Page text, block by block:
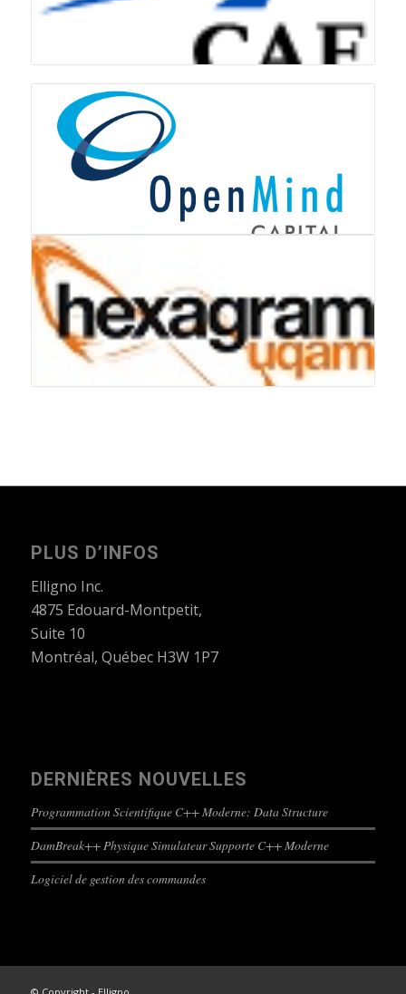
PLUS D’INFOS
Elligno Inc.
4875 Edouard-Montpetit,
Suite 10
Montréal, Québec H3W 1P7
DERNIÈRES NOUVELLES
Programmation Scientifique C++ Moderne: Data Structure
DamBreak++ Physique Simulateur Supporte C++ Moderne
Logiciel de gestion des commandes